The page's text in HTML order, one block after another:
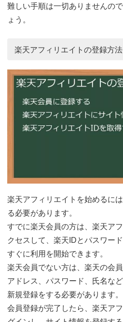
難しい手順は一切ありませんの
ょう。
楽天アフィリエイトの登録方法
楽天アフィリエイトを始めるに
る必要があります。
すでに楽天会員の方は、楽天ア
クセスして、楽天IDとパスワー
すぐに利用を開始できます。
楽天会員でない方は、楽天の会
アドレス、パスワード、氏名な
新規登録をする必要があります。
会員登録が完了したら、楽天ア